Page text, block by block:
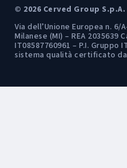
© 2026 Cerved Group S.p.A.
Via dell’Unione Europea n. 6/
Milanese (MI) – REA 2035639
IT08587760961 – P.I. Gruppo
sistema qualità certificato da